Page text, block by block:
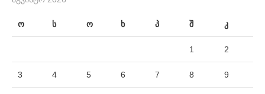
ო ს ო ხ პ შ კ
1 2
3 4 5 6 7 8 9